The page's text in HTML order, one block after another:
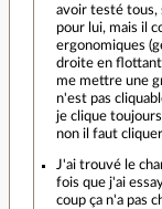
avoir testé tous,
pour lui, mais il
ergonomiques
droite en
me mettre une
n'est pas
je clique
non il faut
J'ai trouvé le
fois que j'ai
coup ça n'a pas